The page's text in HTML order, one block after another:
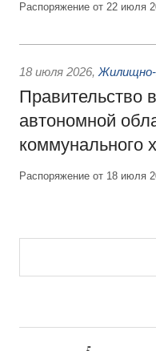
Распоряжение от 22 июля
18 июля 2026, Жилищно-
Правительство
автономной
коммунального
Распоряжение от 18 июля